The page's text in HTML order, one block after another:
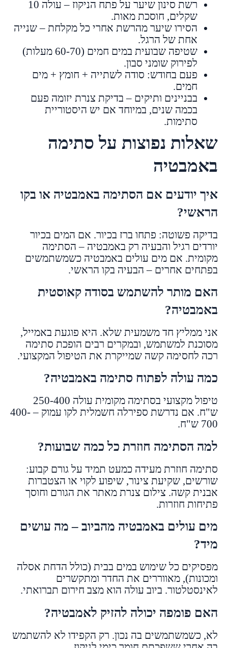
רשת סינון שיער על פתח הניקוז – עולה 10
שקלים, חוסכת מאות.
הסירו שיער מהרשת אחרי כל מקלחת – שנייה
אחת של הרגל.
שטיפה שבועית במים חמים (60-70 מעלות)
לפירוק שומני סבון.
פעם בחודש: סודה לשתייה + חומץ + מים
חמים.
בבניינים ותיקים – בדיקת צנרת יזומה פעם
בכמה שנים, במיוחד אם יש היסטוריית
סתימות.
שאלות נפוצות על סתימה
באמבטיה
איך יודעים אם הסתימה באמבטיה או בקו
הראשי?
בדיקה פשוטה: פתחו ברז בכיור. אם המים בכיור
יורדים רגיל והבעיה רק באמבטיה – הסתימה
מקומית. אם מים עולים באמבטיה כשמשתמשים
בפתחים אחרים – הבעיה בקו הראשי.
האם מותר להשתמש בסודה קאוסטית
באמבטיה?
אני ממליץ חד משמעית שלא. היא פוגעת באמייל,
מסוכנת למשתמש, ובמקרים רבים הופכת סתימה
רכה לחסימה קשה שמייקרת את הטיפול המקצועי.
כמה עולה לפתוח סתימה באמבטיה?
טיפול מקצועי בסתימה מקומית עולה 250-400
ש"ח. אם נדרשת ספירלה חשמלית לקו עמוק – 400-
700 ש"ח.
למה הסתימה חוזרת כל כמה שבועות?
סתימה חוזרת מעידה כמעט תמיד על גורם קבוע:
שורשים, שקיעת צינור, שיפוע לקוי או הצטברות
אבנית קשה. צילום צנרת מאתר את הגורם וחוסך
פתיחות חוזרות.
מים עולים באמבטיה מהביוב – מה עושים
מיד?
מפסיקים כל שימוש במים בבית (כולל הדחת אסלה
ומכונות), מאווררים את החדר ומתקשרים
לאינסטלטור. ביוב עולה הוא מצב חירום תברואתי.
האם פומפה יכולה להזיק לאמבטיה?
לא, כשמשתמשים בה נכון. רק הקפידו לא להשתמש